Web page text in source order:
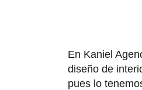
En Kaniel
diseño de
pues lo